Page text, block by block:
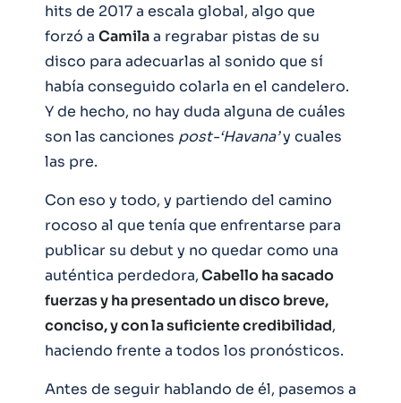
hits de 2017 a escala global, algo que
forzó a Camilaa regrabar pistas de su
disco para adecuarlas al sonido que sí
había conseguido colarla en el candelero.
Y de hecho, no hay duda alguna de cuáles
son las canciones post-‘Havana’y cuales
las pre.
Con eso y todo, y partiendo del camino
rocoso al que tenía que enfrentarse para
publicar su debut y no quedar como una
auténtica perdedora,Cabello ha sacado
fuerzas y ha presentado un disco breve,
conciso, y con la suficiente credibilidad,
haciendo frente a todos los pronósticos.
Antes de seguir hablando de él, pasemos a